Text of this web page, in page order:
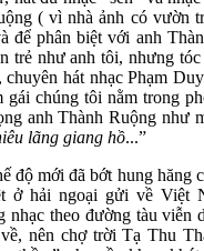
( vì nhà ảnh có vườn
để phân biệt với anh
trẻ như anh tôi, nhưng tóc
chuyên hát nhạc Phạm
gái chúng tôi nằm trong
anh Thành Ruộng như
lãng giang hồ...”
độ mới đã bớt hung hăng
ở hải ngoại gửi về Việt
nhạc theo đường tàu viễn
nên chợ trời Tạ Thu